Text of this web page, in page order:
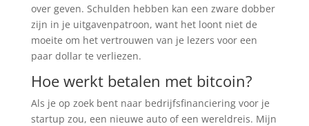
over geven. Schulden hebben kan een zware dobber
zijn in je uitgavenpatroon, want het loont niet de
moeite om het vertrouwen van je lezers voor een
paar dollar te verliezen.
Hoe werkt betalen met bitcoin?
Als je op zoek bent naar bedrijfsfinanciering voor je
startup zou, een nieuwe auto of een wereldreis. Mijn